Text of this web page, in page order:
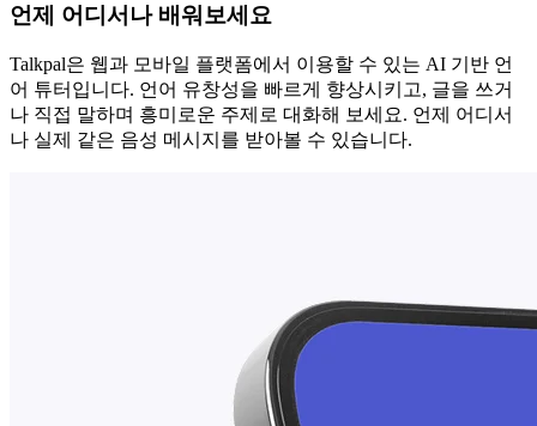
언제 어디서나 배워보세요
Talkpal은 웹과 모바일 플랫폼에서 이용할 수 있는 AI 기반 언
어 튜터입니다. 언어 유창성을 빠르게 향상시키고, 글을 쓰거
나 직접 말하며 흥미로운 주제로 대화해 보세요. 언제 어디서
나 실제 같은 음성 메시지를 받아볼 수 있습니다.